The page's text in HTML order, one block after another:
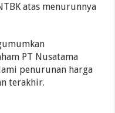
atas menurunnya
PT Nusatama
penurunan harga
terakhir.